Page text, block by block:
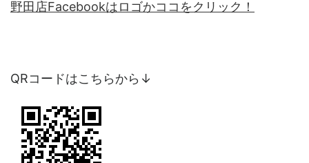
野田店Facebookはロゴかココをクリック！
QRコードはこちらから↓